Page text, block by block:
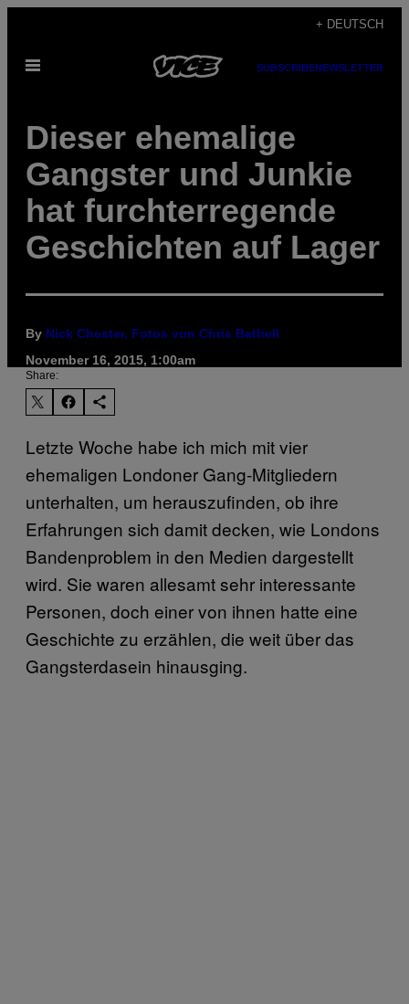
content
+ DEUTSCH
Open
SUBSCRIBENEWSLETTER
Dieser ehemalige
Gangster und Junkie
hat furchterregende
Geschichten auf Lager
By Nick Chester, Fotos von Chris Bethell
November 16, 2015, 1:00am
Share:
Letzte Woche habe ich mich mit vier
ehemaligen Londoner Gang-Mitgliedern
unterhalten, um herauszufinden, ob ihre
Erfahrungen sich damit decken, wie Londons
Bandenproblem in den Medien dargestellt
wird. Sie waren allesamt sehr interessante
Personen, doch einer von ihnen hatte eine
Geschichte zu erzählen, die weit über das
Gangsterdasein hinausging.